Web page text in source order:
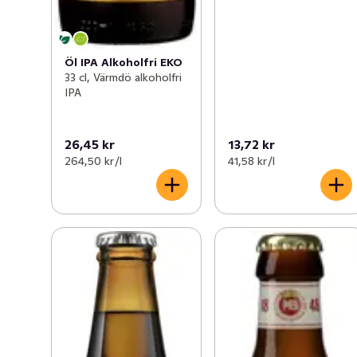
Öl IPA Alkoholfri EKO
33 cl, Värmdö alkoholfri
IPA
26,45 kr
264,50 kr /l
13,72 kr
41,58 kr /l